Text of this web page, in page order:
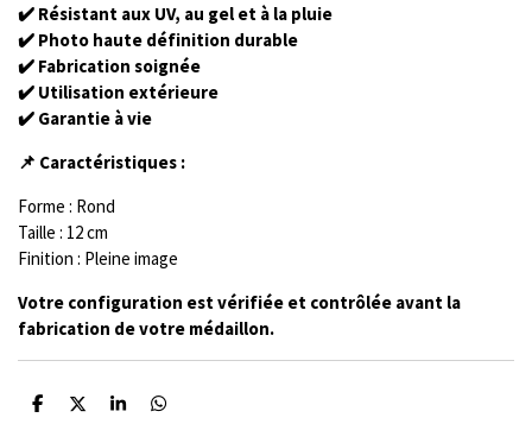
✔️ Résistant aux UV, au gel et à la pluie
✔️ Photo haute définition durable
✔️ Fabrication soignée
✔️ Utilisation extérieure
✔️ Garantie à vie
📌 Caractéristiques :
Forme : Rond
Taille : 12 cm
Finition : Pleine image
Votre configuration est vérifiée et contrôlée avant la
fabrication de votre médaillon.
P
P
P
P